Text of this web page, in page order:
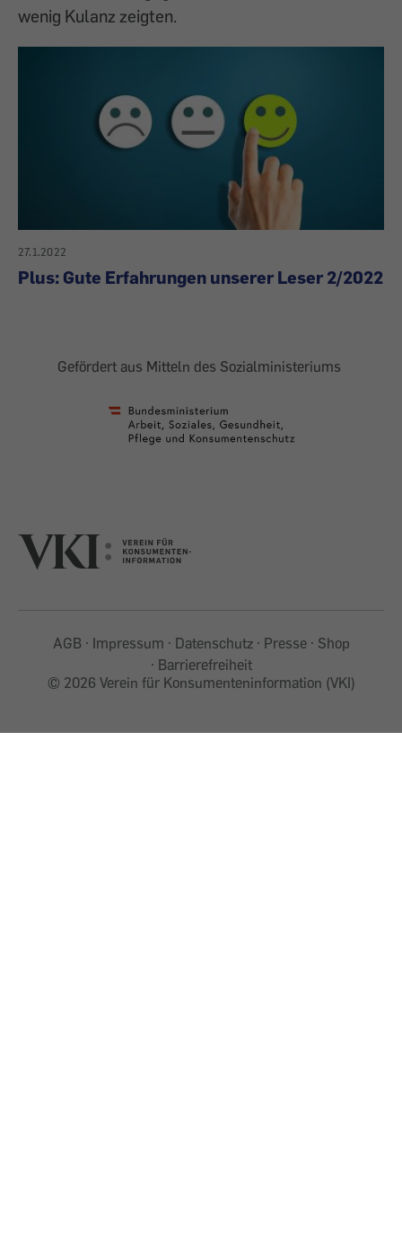
wenig Kulanz zeigten.
27.1.2022
Plus: Gute Erfahrungen unserer Leser 2/2022
Gefördert aus Mitteln des Sozialministeriums
AGB Impressum Datenschutz Presse
Shop
Barrierefreiheit
© 2026 Verein für Konsumenteninformation (VKI)